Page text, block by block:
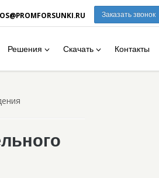
Заказать звонок
Решения Скачать Контакты